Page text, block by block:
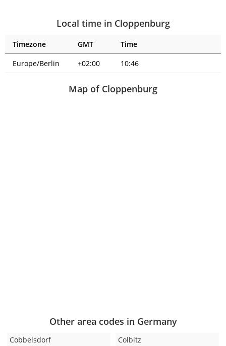
Local time in Cloppenburg
Timezone GMT
Time
Europe/Berlin
+02:00 10:46
Map of Cloppenburg
Other area codes in Germany
Cobbelsdorf Colbitz